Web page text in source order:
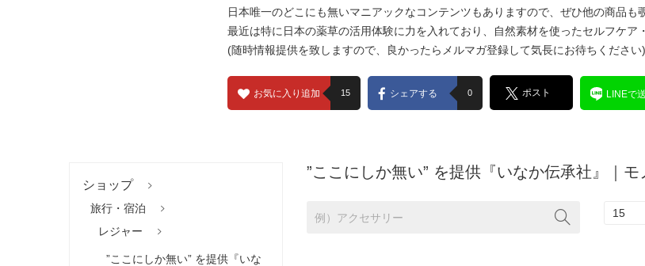
日本唯一のどこにも無いマニアックなコンテンツもありますので、ぜひ他の商品も
最近は特に日本の薬草の活用体験に力を入れており、自然素材を使ったセルフケア
(随時情報提供を致しますので、良かったらメルマガ登録して気長にお待ちください)
お気に入り追加 15 シェアする 0 ポスト LINEで
ショップ
旅行・宿泊
レジャー
”ここにしか無い” を提供『いな
”ここにしか無い” を提供『いなか伝承社』｜